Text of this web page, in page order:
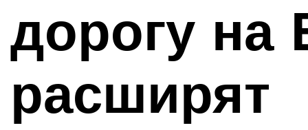
дорогу на
расширят